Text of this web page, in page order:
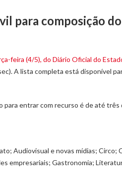
para composição
feira (4/5), do Diário Oficial do
A lista completa está disponível
entrar com recurso é de até
Audiovisual e novas mídias;
empresariais; Gastronomia;